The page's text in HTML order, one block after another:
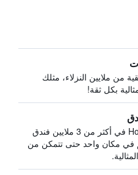
من ملايين النزلاء، مثلك
بكل ثقة!
يبحث HotelsCombined في أكثر من 3 ملايين فندق
في مكان واحد حتى تتمكن من